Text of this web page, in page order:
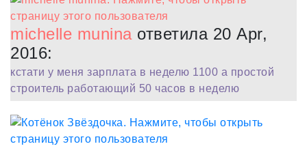
michelle munina ответила 20 Apr,
2016:
кстати у меня зарплата в неделю 1100 а простой
строитель работающий 50 часов в неделю